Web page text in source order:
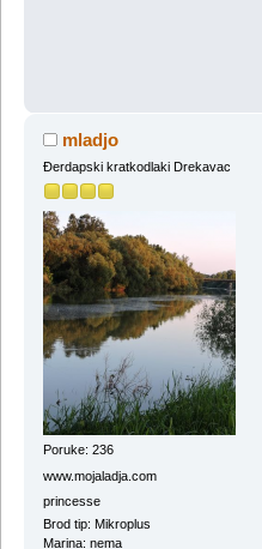
mladjo
Đerdapski kratkodlaki Drekavac
Poruke: 236
www.mojaladja.com
princesse
Brod tip: Mikroplus
Marina: nema